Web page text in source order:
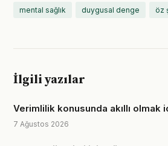
mental sağlık duygusal denge öz
İlgili yazılar
Verimlilik konusunda akıllı olmak
7 Ağustos 2026